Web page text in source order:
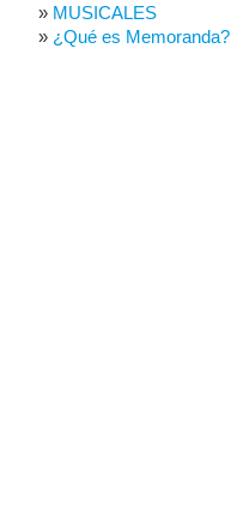
MUSICALES
¿Qué es Memoranda?